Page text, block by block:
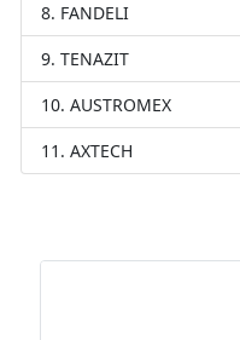
FANDELI
TENAZIT
AUSTROMEX
AXTECH